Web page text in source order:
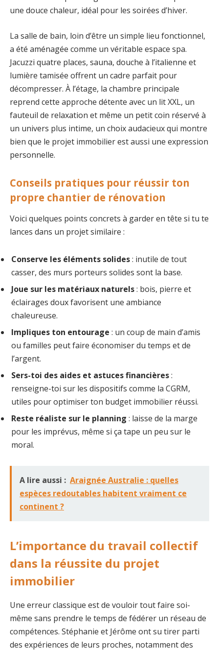
une douce chaleur, idéal pour les soirées d’hiver.
La salle de bain, loin d’être un simple lieu fonctionnel,
a été aménagée comme un véritable espace spa.
Jacuzzi quatre places, sauna, douche à l’italienne et
lumière tamisée offrent un cadre parfait pour
décompresser. À l’étage, la chambre principale
reprend cette approche détente avec un lit XXL, un
fauteuil de relaxation et même un petit coin réservé à
un univers plus intime, un choix audacieux qui montre
bien que le projet immobilier est aussi une expression
personnelle.
Conseils pratiques pour réussir ton
propre chantier de rénovation
Voici quelques points concrets à garder en tête si tu te
lances dans un projet similaire :
Conserve les éléments solides: inutile de tout
casser, des murs porteurs solides sont la base.
Joue sur les matériaux naturels: bois, pierre et
éclairages doux favorisent une ambiance
chaleureuse.
Impliques ton entourage : un coup de main d’amis
ou familles peut faire économiser du temps et de
l’argent.
Sers-toi des aides et astuces financières:
renseigne-toi sur les dispositifs comme la CGRM,
utiles pour optimiser ton budget immobilier réussi.
Reste réaliste sur le planning : laisse de la marge
pour les imprévus, même si ça tape un peu sur le
moral.
A lire aussi : Araignée Australie : quelles
espèces redoutables habitent vraiment ce
continent ?
L’importance du travail collectif
dans la réussite du projet
immobilier
Une erreur classique est de vouloir tout faire soi-
même sans prendre le temps de fédérer un réseau de
compétences. Stéphanie et Jérôme ont su tirer parti
des expériences de leurs proches, notamment des